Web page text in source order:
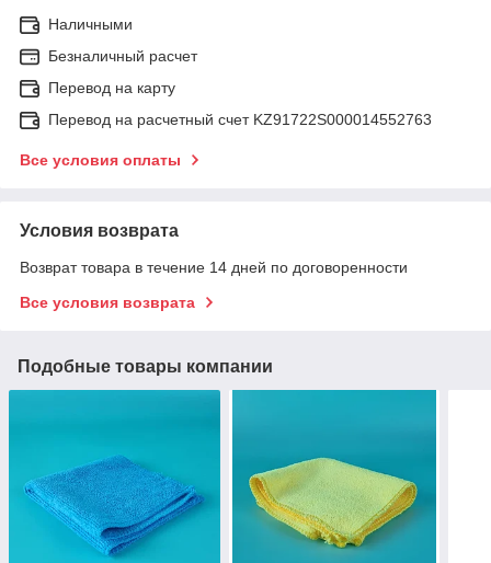
Наличными
Безналичный расчет
Перевод на карту
Перевод на расчетный счет KZ91722S000014552763
Все условия оплаты
Условия возврата
Возврат товара в течение 14 дней по договоренности
Все условия возврата
Подобные товары компании